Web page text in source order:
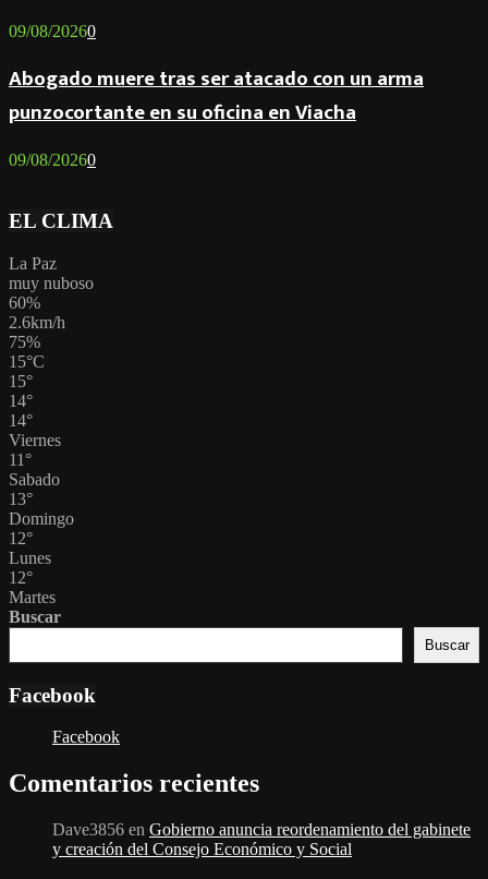
09/08/20260
Abogado muere tras ser atacado con un arma
punzocortante en su oficina en Viacha
09/08/20260
EL CLIMA
La Paz
muy nuboso
60%
2.6km/h
75%
15°C
15°
14°
14°
Viernes
11 °
Sabado
13°
Domingo
12°
Lunes
12°
Martes
Buscar
Buscar
Facebook
Facebook
Comentarios recientes
Dave3856 en Gobierno anuncia reordenamiento del gabinete
y creación del Consejo Económico y Social